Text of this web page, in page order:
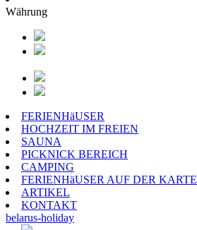
Währung
FERIENHäUSER
HOCHZEIT IM FREIEN
SAUNA
PICKNICK BEREICH
CAMPING
FERIENHäUSER AUF DER KARTE
ARTIKEL
KONTAKT
belarus-holiday